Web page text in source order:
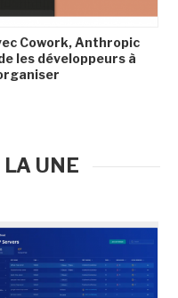
Cowork, Anthropic
les développeurs à
UNE